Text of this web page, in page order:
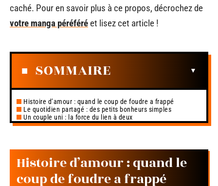
caché. Pour en savoir plus à ce propos, décrochez de
votre manga péréféré et lisez cet article !
SOMMAIRE
Histoire d’amour : quand le coup de foudre a frappé
Le quotidien partagé : des petits bonheurs simples
Un couple uni : la force du lien à deux
Histoire d’amour : quand le
coup de foudre a frappé